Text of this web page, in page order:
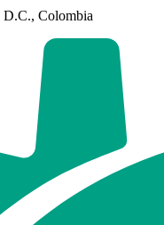
Colombia